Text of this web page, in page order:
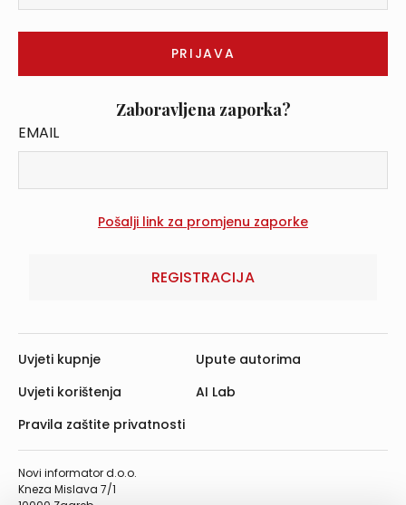
Zaboravljena zaporka?
EMAIL
REGISTRACIJA
Novi informator d.o.o.
Kneza Mislava 7/1
Uvjeti kupnje
Uvjeti korištenja
Pravila zaštite privatnosti
Upute autorima
AI Lab